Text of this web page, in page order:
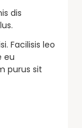
dis
Facilisis leo
eu
purus sit